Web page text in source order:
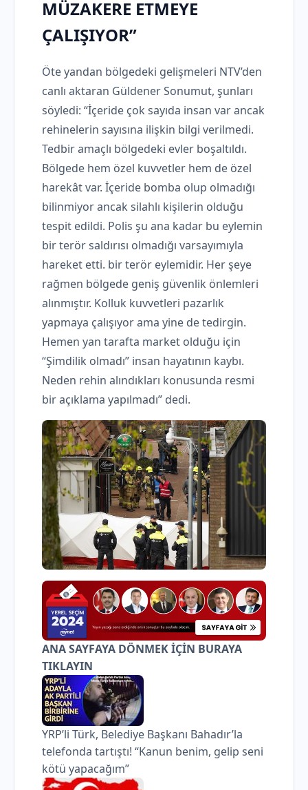
MÜZAKERE ETMEYE
ÇALIŞIYOR”
Öte yandan bölgedeki gelişmeleri NTV’den
canlı aktaran Güldener Sonumut, şunları
söyledi: “İçeride çok sayıda insan var ancak
rehinelerin sayısına ilişkin bilgi verilmedi.
Tedbir amaçlı bölgedeki evler boşaltıldı.
Bölgede hem özel kuvvetler hem de özel
harekât var. İçeride bomba olup olmadığı
bilinmiyor ancak silahlı kişilerin olduğu
tespit edildi. Polis şu ana kadar bu eylemin
bir terör saldırısı olmadığı varsayımıyla
hareket etti. bir terör eylemidir. Her şeye
rağmen bölgede geniş güvenlik önlemleri
alınmıştır. Kolluk kuvvetleri pazarlık
yapmaya çalışıyor ama yine de tedirgin.
Hemen yan tarafta market olduğu için
“Şimdilik olmadı” insan hayatının kaybı.
Neden rehin alındıkları konusunda resmi
bir açıklama yapılmadı” dedi.
ANA SAYFAYA DÖNMEK İÇİN BURAYA
TIKLAYIN
YRP’li Türk, Belediye Başkanı Bahadır’la
telefonda tartıştı! “Kanun benim, gelip seni
kötü yapacağım”